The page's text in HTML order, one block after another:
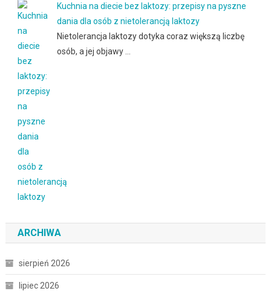
Kuchnia na diecie bez laktozy: przepisy na pyszne
dania dla osób z nietolerancją laktozy
Nietolerancja laktozy dotyka coraz większą liczbę
osób, a jej objawy …
ARCHIWA
sierpień 2026
lipiec 2026